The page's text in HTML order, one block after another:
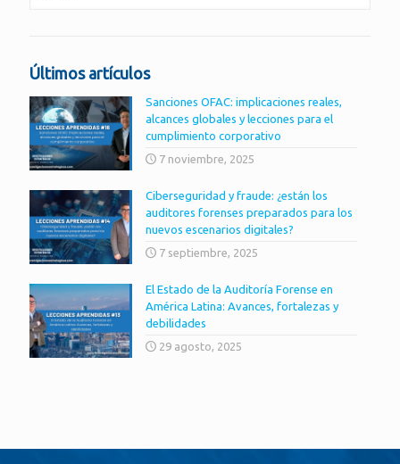
Últimos artículos
Sanciones OFAC: implicaciones reales,
alcances globales y lecciones para el
cumplimiento corporativo
7 noviembre, 2025
Ciberseguridad y fraude: ¿están los
auditores forenses preparados para los
nuevos escenarios digitales?
7 septiembre, 2025
El Estado de la Auditoría Forense en
América Latina: Avances, fortalezas y
debilidades
29 agosto, 2025